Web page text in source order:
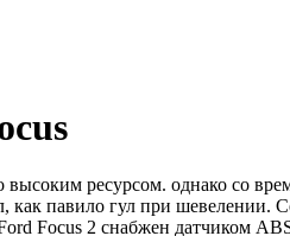
высоким ресурсом. однако со
как павило гул при шевелении.
Focus 2 снабжен датчиком